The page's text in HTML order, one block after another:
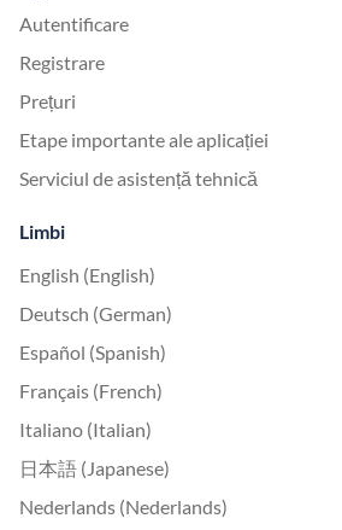
Autentificare
Registrare
Prețuri
Etape importante ale aplicației
Serviciul de asistență tehnică
Limbi
English (English)
Deutsch (German)
Español (Spanish)
Français (French)
Italiano (Italian)
日本語 (Japanese)
Nederlands (Nederlands)